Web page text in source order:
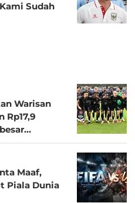
Sudah
Warisan
Rp17,9
Maaf,
Piala Dunia